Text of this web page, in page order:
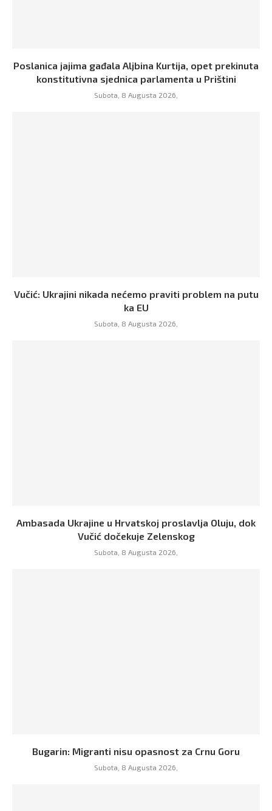
Poslanica jajima gađala Aljbina Kurtija, opet prekinuta
konstitutivna sjednica parlamenta u Prištini
Subota, 8 Augusta 2026,
Vučić: Ukrajini nikada nećemo praviti problem na putu
ka EU
Subota, 8 Augusta 2026,
Ambasada Ukrajine u Hrvatskoj proslavlja Oluju, dok
Vučić dočekuje Zelenskog
Subota, 8 Augusta 2026,
Bugarin: Migranti nisu opasnost za Crnu Goru
Subota, 8 Augusta 2026,